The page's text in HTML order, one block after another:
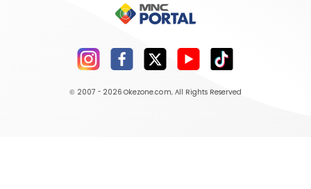
© 2007 - 2026 Okezone.com, All Rights Reserved